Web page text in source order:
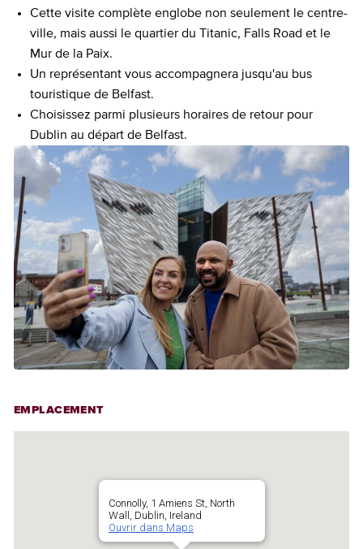
Cette visite complète englobe non seulement le centre-
ville, mais aussi le quartier du Titanic, Falls Road et le
Mur de la Paix.
Un représentant vous accompagnera jusqu'au bus
touristique de Belfast.
Choisissez parmi plusieurs horaires de retour pour
Dublin au départ de Belfast.
EMPLACEMENT
Connolly, 1 Amiens St, North
Wall, Dublin, Ireland
Ouvrir dans Maps